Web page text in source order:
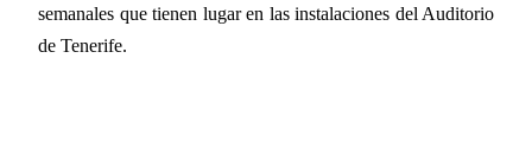
semanales que tienen lugar en las instalaciones del Auditorio
de Tenerife.